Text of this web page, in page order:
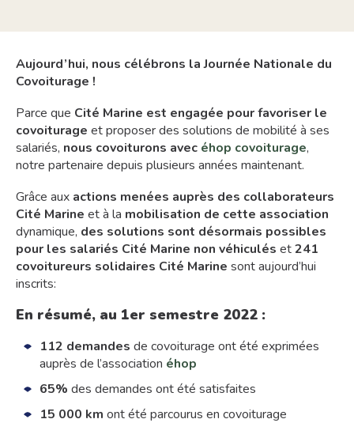
Aujourd’hui, nous célébrons la Journée Nationale du
Covoiturage !
Parce que Cité Marine est engagée pour favoriser le
covoiturage et proposer des solutions de mobilité à ses
salariés, nous covoiturons avec éhop covoiturage,
notre partenaire depuis plusieurs années maintenant.
Grâce aux actions menées auprès des collaborateurs
Cité Marine et à la mobilisation de cette association
dynamique, des solutions sont désormais possibles
pour les salariés Cité Marine non véhiculés et241
covoitureurs solidaires Cité Marine sont aujourd’hui
inscrits:
En résumé, au 1er semestre 2022 :
112 demandes de covoiturage ont été exprimées
auprès de l’association éhop
65% des demandes ont été satisfaites
15 000 km ont été parcourus en covoiturage